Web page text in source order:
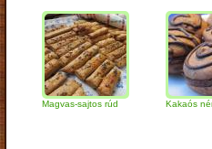
Magvas-sajtos rúd Kakaós néró